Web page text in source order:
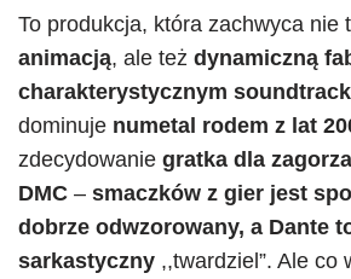
To produkcja, która zachwyca nie
animacją, ale też dynamiczną
charakterystycznym
dominuje numetal rodem z lat
zdecydowanie gratka dla
DMC – smaczków z gier jest
dobrze odwzorowany, a Dante
sarkastyczny ,,twardziel”. Ale co